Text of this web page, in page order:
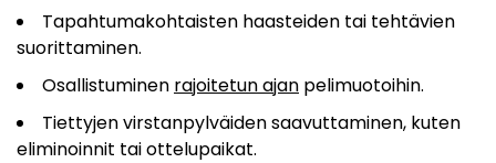
Tapahtumakohtaisten haasteiden tai tehtävien
suorittaminen.
Osallistuminen rajoitetun ajan pelimuotoihin.
Tiettyjen virstanpylväiden saavuttaminen, kuten
eliminoinnit tai ottelupaikat.